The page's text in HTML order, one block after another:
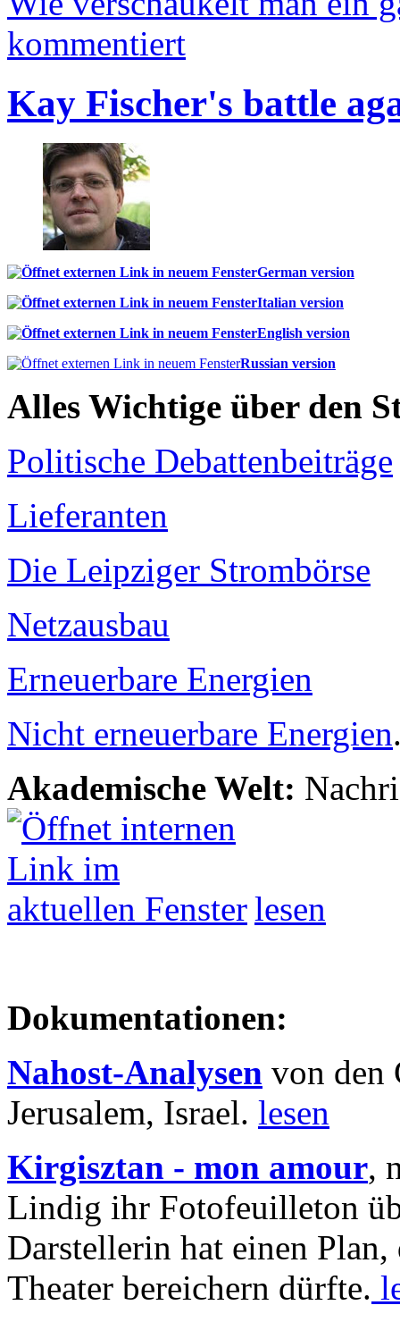
kommentiert
Kay Fischer's battle
German version
Italian version
English version
Russian version
Alles Wichtige über den
Politische Debattenbeiträge
Lieferanten
Die Leipziger Strombörse
Netzausbau
Erneuerbare Energien
Nicht erneuerbare Energien
Akademische Welt:
lesen
Dokumentationen:
Nahost-Analysen von den
Jerusalem, Israel. lesen
Kirgisztan - mon amour,
Lindig ihr Fotofeuilleton
Darstellerin hat einen Plan,
Theater bereichern dürfte.